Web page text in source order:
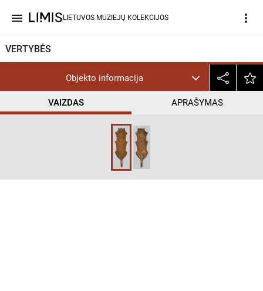
menu LIETUVOS MUZIEJŲ KOLEKCIJOS more_vert
VERTYBĖS
Objekto informacija
VAIZDAS APRAŠYMAS